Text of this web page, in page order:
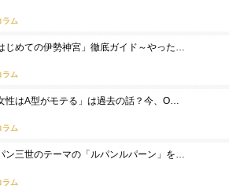
ラム
じめての伊勢神宮」徹底ガイド～やった…
ラム
性はA型がモテる」は過去の話？今、O…
ラム
ン三世のテーマの「ルパンルパーン」を…
ラム